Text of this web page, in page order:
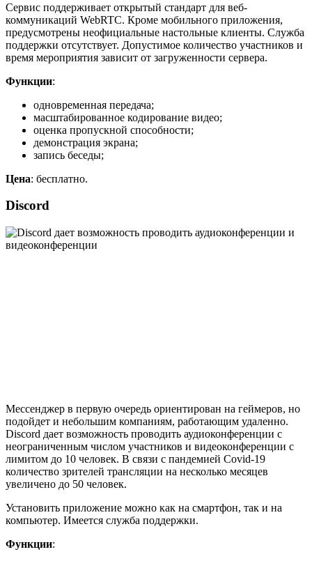
Сервис поддерживает открытый стандарт для веб-
коммуникаций WebRTC. Кроме мобильного приложения,
предусмотрены неофициальные настольные клиенты. Служба
поддержки отсутствует. Допустимое количество участников и
время мероприятия зависит от загруженности сервера.
Функции:
одновременная передача;
масштабированное кодирование видео;
оценка пропускной способности;
демонстрация экрана;
запись беседы;
Цена: бесплатно.
Discord
Мессенджер в первую очередь ориентирован на геймеров, но
подойдет и небольшим компаниям, работающим удаленно.
Discord дает возможность проводить аудиоконференции с
неограниченным числом участников и видеоконференции с
лимитом до 10 человек. В связи с пандемией Covid-19
количество зрителей трансляции на несколько месяцев
увеличено до 50 человек.
Установить приложение можно как на смартфон, так и на
компьютер. Имеется служба поддержки.
Функции: